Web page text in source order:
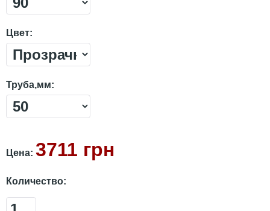
Цвет:
Труба,мм:
Цена: 3711 грн
Количество: